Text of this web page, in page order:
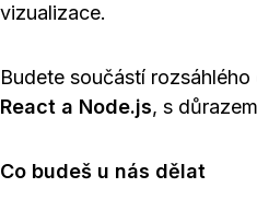
vizualizace.
Budete součástí
React a Node.js, s
Co budeš u nás dělat